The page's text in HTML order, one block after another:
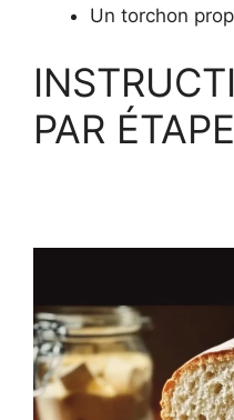
Un torchon
PAR